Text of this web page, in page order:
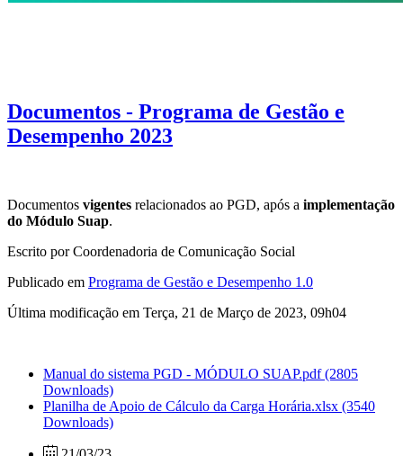
Documentos - Programa de Gestão e
Desempenho 2023
Documentos vigentes relacionados ao PGD, após a implementação
do Módulo Suap.
Escrito por Coordenadoria de Comunicação Social
Publicado em Programa de Gestão e Desempenho 1.0
Última modificação em Terça, 21 de Março de 2023, 09h04
Manual do sistema PGD - MÓDULO SUAP.pdf(2805
Downloads)
Planilha de Apoio de Cálculo da Carga Horária.xlsx (3540
Downloads)